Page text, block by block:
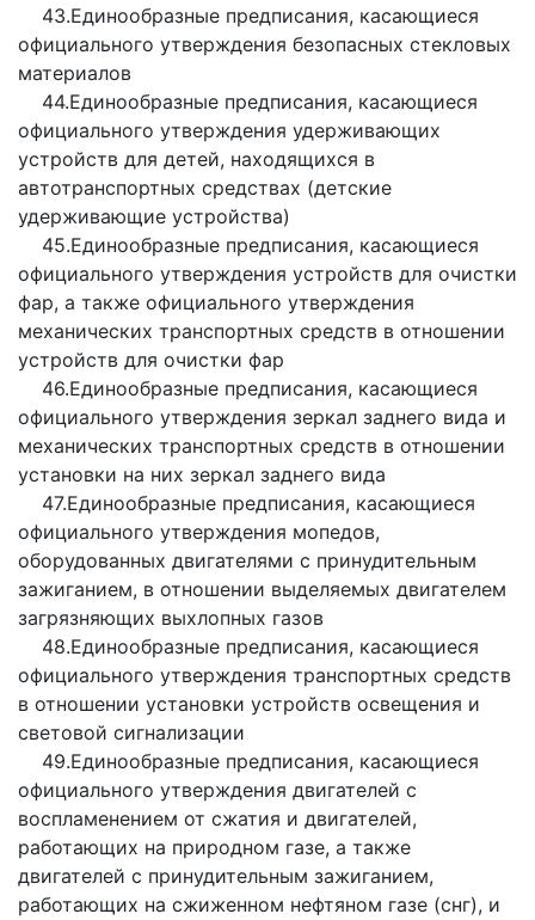
43.Единообразные предписания, касающиеся
официального утверждения безопасных стекловых
материалов
44.Единообразные предписания, касающиеся
официального утверждения удерживающих
устройств для детей, находящихся в
автотранспортных средствах (детские
удерживающие устройства)
45.Единообразные предписания, касающиеся
официального утверждения устройств для очистки
фар, а также официального утверждения
механических транспортных средств в отношении
устройств для очистки фар
46.Единообразные предписания, касающиеся
официального утверждения зеркал заднего вида и
механических транспортных средств в отношении
установки на них зеркал заднего вида
47.Единообразные предписания, касающиеся
официального утверждения мопедов,
оборудованных двигателями с принудительным
зажиганием, в отношении выделяемых двигателем
загрязняющих выхлопных газов
48.Единообразные предписания, касающиеся
официального утверждения транспортных средств
в отношении установки устройств освещения и
световой сигнализации
49.Единообразные предписания, касающиеся
официального утверждения двигателей с
воспламенением от сжатия и двигателей,
работающих на природном газе, а также
двигателей с принудительным зажиганием,
работающих на сжиженном нефтяном газе (снг), и